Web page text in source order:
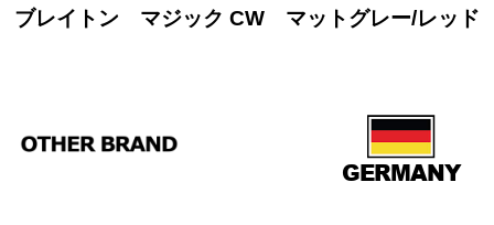
ブレイトン マジック CW マットグレー/レッド